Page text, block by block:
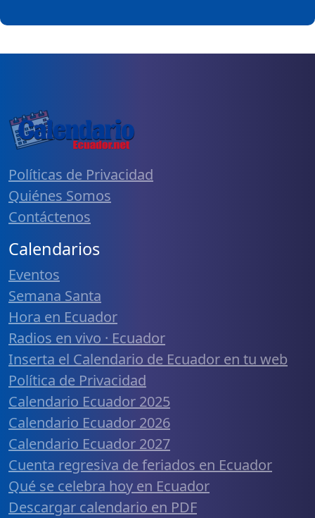
Políticas de Privacidad
Quiénes Somos
Contáctenos
Calendarios
Eventos
Semana Santa
Hora en Ecuador
Radios en vivo · Ecuador
Inserta el Calendario de Ecuador en tu web
Política de Privacidad
Calendario Ecuador 2025
Calendario Ecuador 2026
Calendario Ecuador 2027
Cuenta regresiva de feriados en Ecuador
Qué se celebra hoy en Ecuador
Descargar calendario en PDF